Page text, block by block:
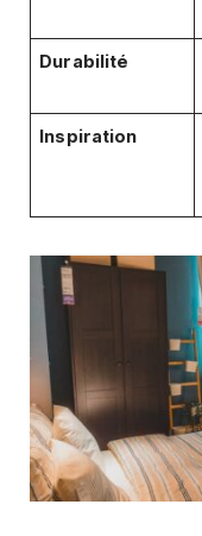
Durabilité
Inspiration